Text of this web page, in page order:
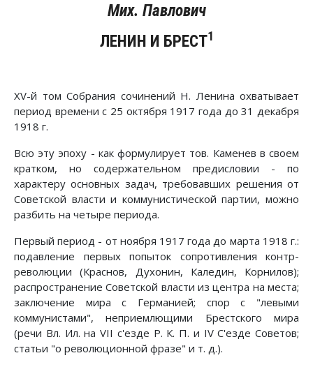
Мих. Павлович
ЛЕНИН И БРЕСТ1
XV-й том Собрания сочинений Н. Ленина охватывает
период времени с 25 октября 1917 года до 31 декабря
1918 г.
Всю эту эпоху - как формулирует тов. Каменев в своем
кратком, но содержательном предисловии - по
характеру основных задач, требовавших решения от
Советской власти и коммунистической партии, можно
разбить на четыре периода.
Первый период - от ноября 1917 года до марта 1918 г.:
подавление первых попыток сопротивления контр-
революции (Краснов, Духонин, Каледин, Корнилов);
распространение Советской власти из центра на места;
заключение мира с Германией; спор с "левыми
коммунистами", неприемлющими Брестского мира
(речи Вл. Ил. на VII с'езде Р. К. П. и IV С'езде Советов;
статьи "о революционной фразе" и т. д.).